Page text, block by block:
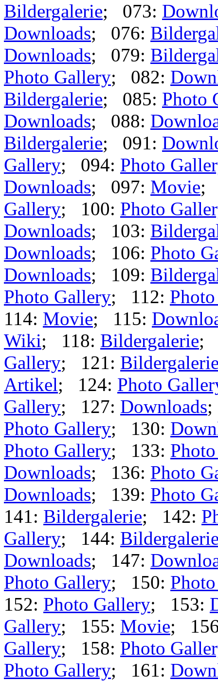
Bildergalerie; 073:
Downloads; 076:
Downloads; 079:
Photo Gallery; 082:
Bildergalerie; 085: Photo
Downloads; 088:
Bildergalerie; 091:
Gallery; 094: Photo
Downloads; 097: Movie;
Gallery; 100: Photo
Downloads; 103:
Downloads; 106: Photo
Downloads; 109:
Photo Gallery; 112:
114: Movie; 115:
Wiki; 118: Bildergalerie;
Gallery; 121:
Artikel; 124: Photo
Gallery; 127: Downloads
Photo Gallery; 130:
Photo Gallery; 133:
Downloads; 136: Photo
Downloads; 139: Photo
141: Bildergalerie; 142:
Gallery; 144:
Downloads; 147:
Photo Gallery; 150:
152: Photo Gallery; 153:
Gallery; 155: Movie;
Gallery; 158: Photo
Photo Gallery; 161: